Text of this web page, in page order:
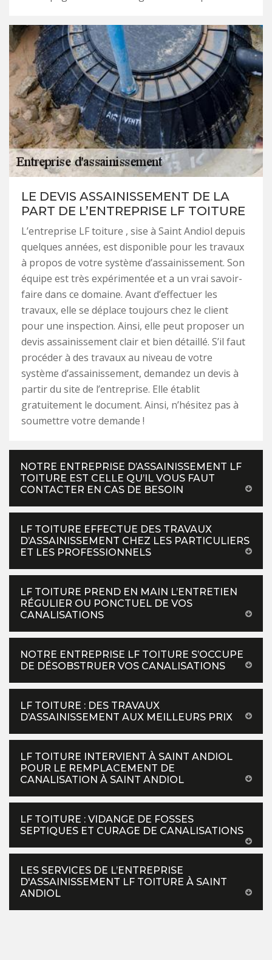
LE DEVIS ASSAINISSEMENT DE LA
PART DE L’ENTREPRISE LF TOITURE
L’entreprise LF toiture , sise à Saint Andiol depuis
quelques années, est disponible pour les travaux
à propos de votre système d’assainissement. Son
équipe est très expérimentée et a un vrai savoir-
faire dans ce domaine. Avant d’effectuer les
travaux, elle se déplace toujours chez le client
pour une inspection. Ainsi, elle peut proposer un
devis assainissement clair et bien détaillé. S’il faut
procéder à des travaux au niveau de votre
système d’assainissement, demandez un devis à
partir du site de l’entreprise. Elle établit
gratuitement le document. Ainsi, n’hésitez pas à
soumettre votre demande !
NOTRE ENTREPRISE D’ASSAINISSEMENT LF
TOITURE EST CELLE QU’IL VOUS FAUT
CONTACTER EN CAS DE BESOIN
LF TOITURE EFFECTUE DES TRAVAUX
D’ASSAINISSEMENT CHEZ LES PARTICULIERS
ET LES PROFESSIONNELS
LF TOITURE PREND EN MAIN L’ENTRETIEN
RÉGULIER OU PONCTUEL DE VOS
CANALISATIONS
NOTRE ENTREPRISE LF TOITURE S’OCCUPE
DE DÉSOBSTRUER VOS CANALISATIONS
LF TOITURE : DES TRAVAUX
D’ASSAINISSEMENT AUX MEILLEURS PRIX
LF TOITURE INTERVIENT À SAINT ANDIOL
POUR LE REMPLACEMENT DE
CANALISATION À SAINT ANDIOL
LF TOITURE : VIDANGE DE FOSSES
SEPTIQUES ET CURAGE DE CANALISATIONS
LES SERVICES DE L’ENTREPRISE
D'ASSAINISSEMENT LF TOITURE À SAINT
ANDIOL